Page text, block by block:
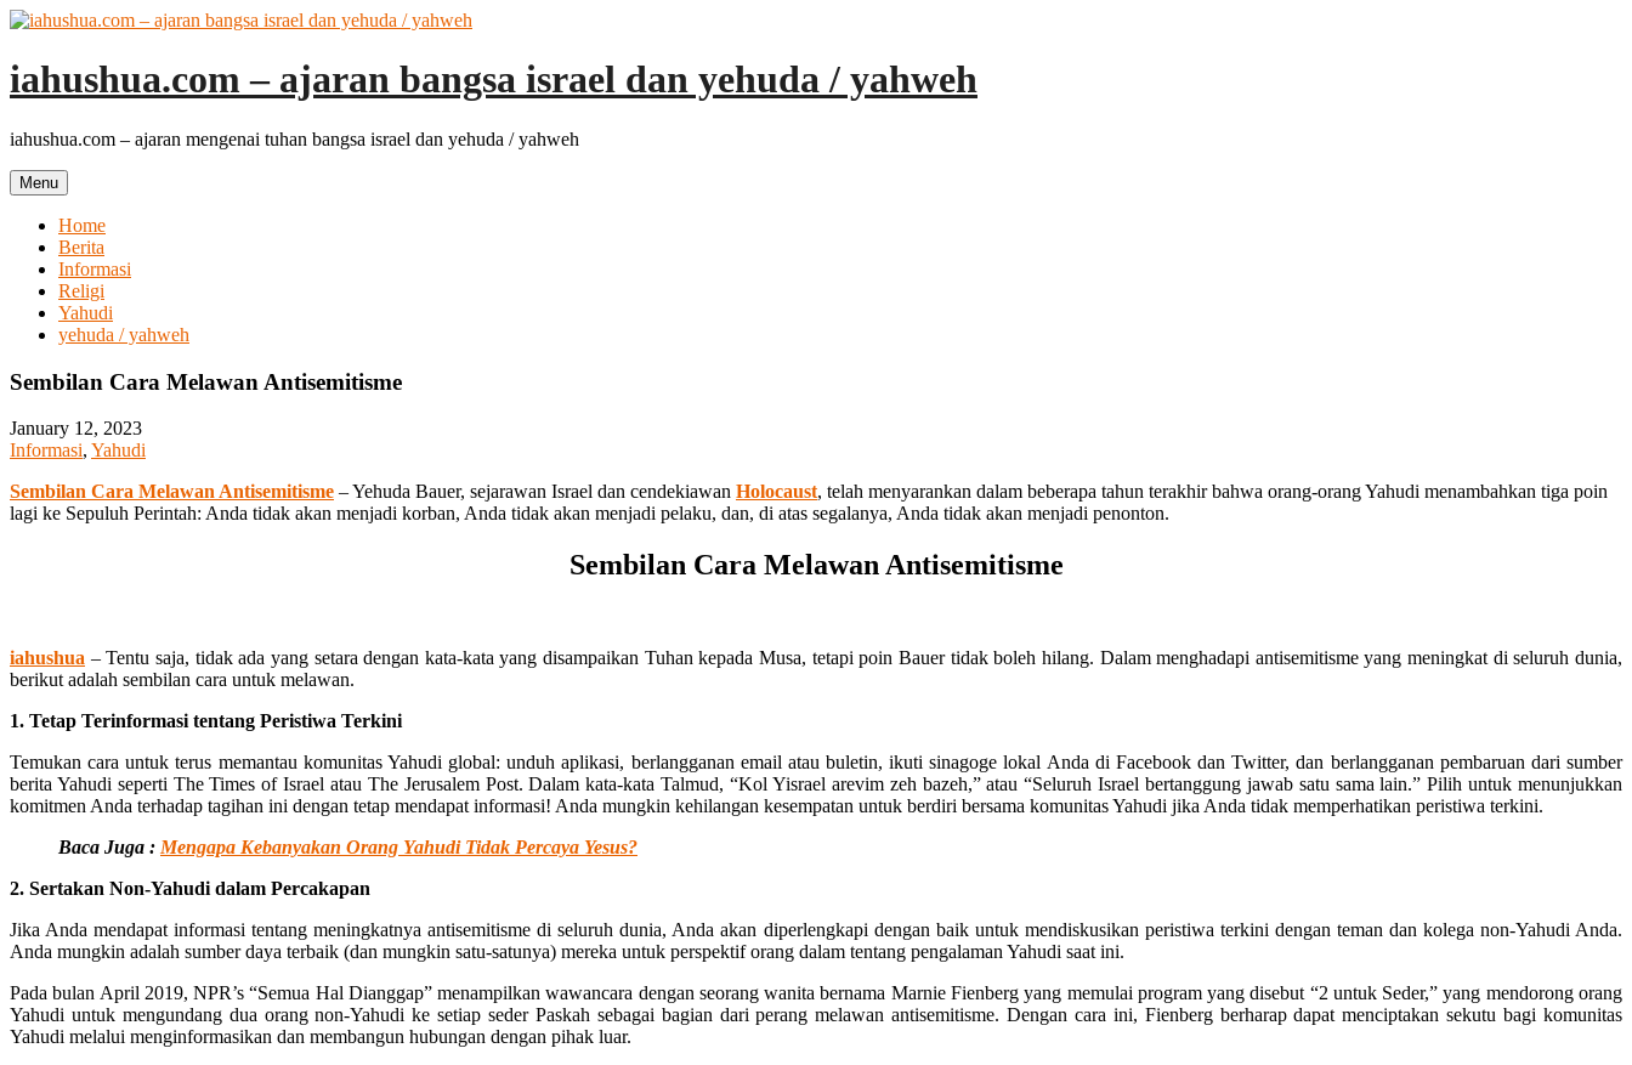
Skip
content
iahushua.com – ajaran bangsa israel dan yehuda / yahweh
iahushua.com – ajaran mengenai tuhan bangsa israel dan yehuda / yahweh
Menu
Home
Berita
Informasi
Religi
Yahudi
yehuda / yahweh
Sembilan Cara Melawan Antisemitisme
January 12, 2023
Informasi, Yahudi
Sembilan Cara Melawan Antisemitisme – Yehuda Bauer, sejarawan Israel dan cendekiawan Holocaust, telah menyarankan dalam beberapa tahun terakhir bahwa orang-orang Yahudi menambahkan tiga poin
lagi ke Sepuluh Perintah: Anda tidak akan menjadi korban, Anda tidak akan menjadi pelaku, dan, di atas segalanya, Anda tidak akan menjadi penonton.
Sembilan Cara Melawan Antisemitisme
iahushua – Tentu saja, tidak ada yang setara dengan kata-kata yang disampaikan Tuhan kepada Musa, tetapi poin Bauer tidak boleh hilang. Dalam menghadapi antisemitisme yang meningkat di seluruh dunia,
berikut adalah sembilan cara untuk melawan.
1. Tetap Terinformasi tentang Peristiwa Terkini
Temukan cara untuk terus memantau komunitas Yahudi global: unduh aplikasi, berlangganan email atau buletin, ikuti sinagoge lokal Anda di Facebook dan Twitter, dan berlangganan pembaruan dari sumber
berita Yahudi seperti The Times of Israel atau The Jerusalem Post. Dalam kata-kata Talmud, “Kol Yisrael arevim zeh bazeh,” atau “Seluruh Israel bertanggung jawab satu sama lain.” Pilih untuk menunjukkan
komitmen Anda terhadap tagihan ini dengan tetap mendapat informasi! Anda mungkin kehilangan kesempatan untuk berdiri bersama komunitas Yahudi jika Anda tidak memperhatikan peristiwa terkini.
Baca Juga : Mengapa Kebanyakan Orang Yahudi Tidak Percaya Yesus?
2. Sertakan Non-Yahudi dalam Percakapan
Jika Anda mendapat informasi tentang meningkatnya antisemitisme di seluruh dunia, Anda akan diperlengkapi dengan baik untuk mendiskusikan peristiwa terkini dengan teman dan kolega non-Yahudi Anda.
Anda mungkin adalah sumber daya terbaik (dan mungkin satu-satunya) mereka untuk perspektif orang dalam tentang pengalaman Yahudi saat ini.
Pada bulan April 2019, NPR’s “Semua Hal Dianggap” menampilkan wawancara dengan seorang wanita bernama Marnie Fienberg yang memulai program yang disebut “2 untuk Seder,” yang mendorong orang
Yahudi untuk mengundang dua orang non-Yahudi ke setiap seder Paskah sebagai bagian dari perang melawan antisemitisme. Dengan cara ini, Fienberg berharap dapat menciptakan sekutu bagi komunitas
Yahudi melalui menginformasikan dan membangun hubungan dengan pihak luar.